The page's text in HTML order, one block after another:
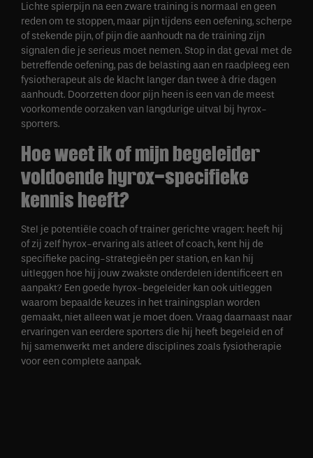
Lichte spierpijn na een zware training is normaal en geen
reden om te stoppen, maar pijn tijdens een oefening, scherpe
of stekende pijn, of pijn die aanhoudt na de training zijn
signalen die je serieus moet nemen. Stop in dat geval met de
betreffende oefening, pas de belasting aan en raadpleeg een
fysiotherapeut als de klacht langer dan twee à drie dagen
aanhoudt. Doorzetten door pijn heen is een van de meest
voorkomende oorzaken van langdurige uitval bij hyrox-
sporters.
Hoe weet ik of mijn begeleider
voldoende hyrox-specifieke
kennis heeft?
Stel je potentiële coach of trainer gerichte vragen: heeft hij
of zij zelf hyrox-ervaring als atleet of coach, kent hij de
specifieke pacing-strategieën per station, en kan hij
uitleggen hoe hij jouw zwakste onderdelen identificeert en
aanpakt? Een goede hyrox-begeleider kan ook uitleggen
waarom bepaalde keuzes in het trainingsplan worden
gemaakt, niet alleen wat je moet doen. Vraag daarnaast naar
ervaringen van eerdere sporters die hij heeft begeleid en of
hij samenwerkt met andere disciplines zoals fysiotherapie
voor een complete aanpak.